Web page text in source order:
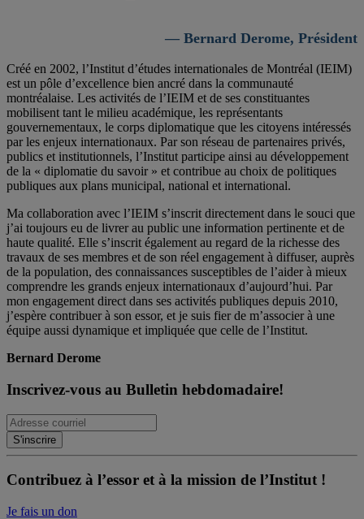
— Bernard Derome, Président
Créé en 2002, l’Institut d’études internationales de Montréal (IEIM)
est un pôle d’excellence bien ancré dans la communauté
montréalaise. Les activités de l’IEIM et de ses constituantes
mobilisent tant le milieu académique, les représentants
gouvernementaux, le corps diplomatique que les citoyens intéressés
par les enjeux internationaux. Par son réseau de partenaires privés,
publics et institutionnels, l’Institut participe ainsi au développement
de la « diplomatie du savoir » et contribue au choix de politiques
publiques aux plans municipal, national et international.
Ma collaboration avec l’IEIM s’inscrit directement dans le souci que
j’ai toujours eu de livrer au public une information pertinente et de
haute qualité. Elle s’inscrit également au regard de la richesse des
travaux de ses membres et de son réel engagement à diffuser, auprès
de la population, des connaissances susceptibles de l’aider à mieux
comprendre les grands enjeux internationaux d’aujourd’hui. Par
mon engagement direct dans ses activités publiques depuis 2010,
j’espère contribuer à son essor, et je suis fier de m’associer à une
équipe aussi dynamique et impliquée que celle de l’Institut.
Bernard Derome
Inscrivez-vous au Bulletin hebdomadaire!
Contribuez à l’essor et à la mission de l’Institut !
Je fais un don